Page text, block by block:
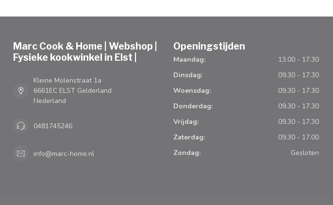
Marc Cook & Home | Webshop |
Fysieke kookwinkel in Elst |
Kleine Molenstraat 1a
6661EC ELST Gelderland
Nederland
0481745246
info@marc-home.nl
Openingstijden
Maandag:
13.00 - 17.30
Dinsdag:
09.30 - 17.30
Woensdag:
09.30 - 17.30
Donderdag:
09.30 - 17.30
Vrijdag:
09.30 - 17.30
Zaterdag:
09.30 - 17.00
Zondag:
Gesloten